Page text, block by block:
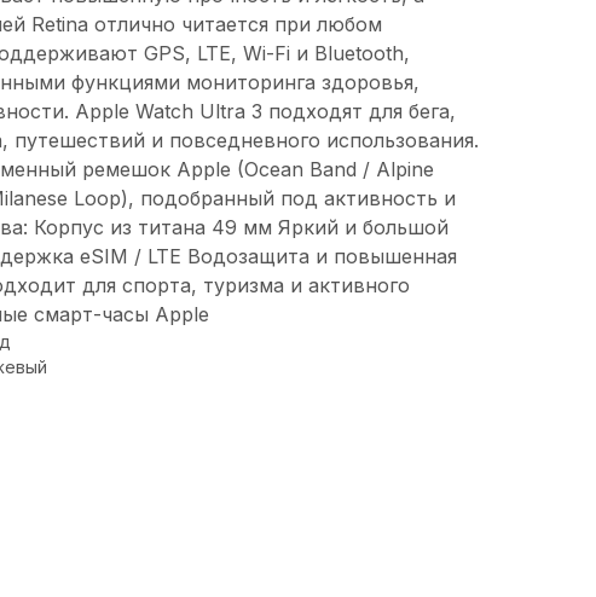
Retina отлично читается при любом
GPS, LTE, Wi-Fi и Bluetooth,
функциями мониторинга здоровья,
Apple Watch Ultra 3 подходят для бега,
путешествий и повседневного использования.
ремешок Apple (Ocean Band / Alpine
Loop), подобранный под активность и
Корпус из титана 49 мм Яркий и большой
eSIM / LTE Водозащита и повышенная
для спорта, туризма и активного
смарт-часы Apple